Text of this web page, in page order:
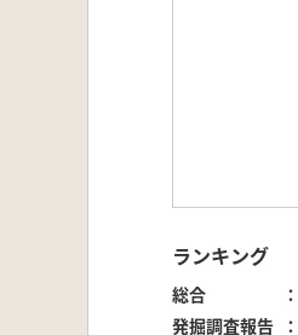
ランキング
総合
発掘調査報告